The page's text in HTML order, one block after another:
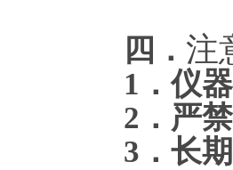
四． 注
1．仪
2．严
3．长